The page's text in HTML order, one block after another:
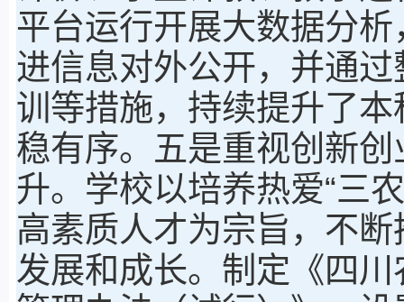
平台运行开展大数据分
进信息对外公开，并通
训等措施，持续提升了
稳有序。五是重视创新
升。学校以培养热爱“三
高素质人才为宗旨，不
发展和成长。制定《四